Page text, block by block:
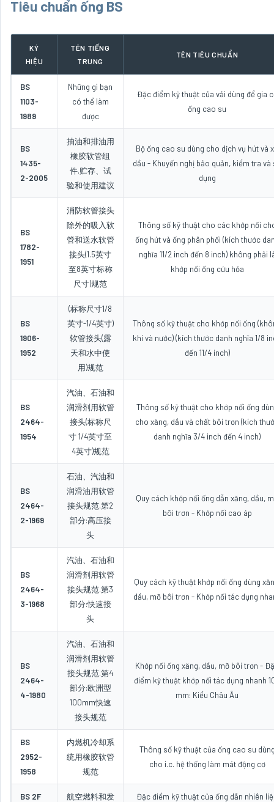
Tiêu chuẩn ống BS
KÝ
HIỆU
TÊN TIẾNG
TRUNG
TÊN TIÊU CHUẨN
BS
1103-
1989
Những gì bạn
có thể làm
được
Đặc điểm kỹ thuật của vải dùng để gia
ống cao su
BS
1435-
2-2005
抽油和排油用
橡胶软管组
件.贮存、试
验和使用建议
Bộ ống cao su dùng cho dịch vụ hút và
dầu - Khuyến nghị bảo quản, kiểm tra và
dụng
BS
1782-
1951
消防软管接头
除外的吸入软
管和送水软管
接头(1.5英寸
至8英寸标称
尺寸)规范
Thông số kỹ thuật cho các khớp nối
ống hút và ống phân phối (kích thước
nghĩa 11/2 inch đến 8 inch) không phải
khớp nối ống cứu hỏa
BS
1906-
1952
(标称尺寸1/8
英寸-1/4英寸)
软管接头(露
天和水中使
用)规范
Thông số kỹ thuật cho khớp nối ống
khí và nước) (kích thước danh nghĩa 1/8
đến 11/4 inch)
BS
2464-
1954
汽油、石油和
润滑剂用软管
接头(标称尺
寸 1/4英寸至
4英寸)规范
Thông số kỹ thuật cho khớp nối ống
cho xăng, dầu và chất bôi trơn (kích
danh nghĩa 3/4 inch đến 4 inch)
BS
2464-
2-1969
石油、汽油和
润滑油用软管
接头规范.第2
部分:高压接
头
Quy cách khớp nối ống dẫn xăng, dầu,
bôi trơn - Khớp nối cao áp
BS
2464-
3-1968
汽油、石油和
润滑剂用软管
接头规范.第3
部分:快速接
头
Quy cách kỹ thuật khớp nối ống dùng
dầu, mỡ bôi trơn - Khớp nối tác dụng
BS
2464-
4-1980
汽油、石油和
润滑剂用软管
接头规范.第4
部分:欧洲型
100mm快速
接头规范
Khớp nối ống xăng, dầu, mỡ bôi trơn -
điểm kỹ thuật khớp nối tác dụng nhanh
mm: Kiểu Châu Âu
BS
2952-
1958
内燃机冷却系
统用橡胶软管
规范
Thông số kỹ thuật của ống cao su
cho i.c. hệ thống làm mát động cơ
BS 2F
航空燃料和发
Đặc điểm kỹ thuật của ống dẫn nhiên